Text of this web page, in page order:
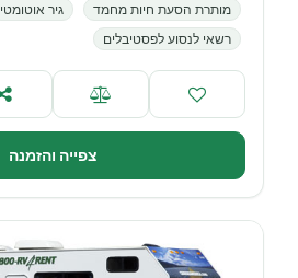
מותרת הסעת חיות מחמד
גיר אוטומטי
רשאי לנסוע לפסטיבלים
צפייה והזמנה